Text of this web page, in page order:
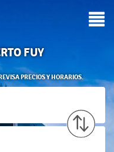
FUY
PRECIOS Y HORARIOS.